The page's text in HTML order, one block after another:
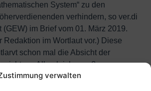
verwalten
System“ zu den
verhindern, so ver.di
(GEW) im Brief vom 01. März 2019.
Redaktion im Wortlaut vor.) Diese
schon mal die Absicht der
nicht um Alle gleichermaßen zu